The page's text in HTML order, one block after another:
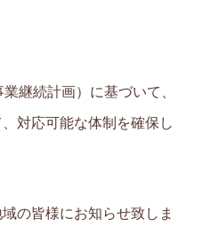
継続計画）に基づいて、
対応可能な体制を確保し
の皆様にお知らせ致しま